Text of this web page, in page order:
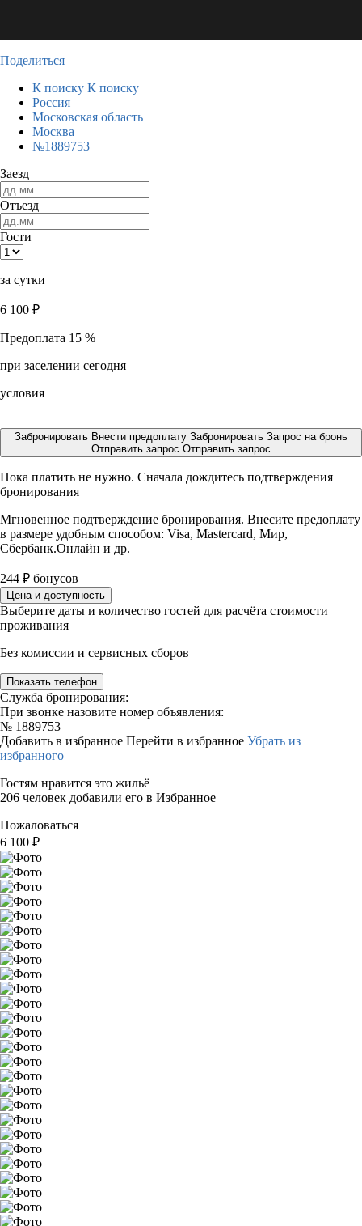
Поделиться
К поиску К поиску
Россия
Московская область
Москва
№1889753
Заезд
Отъезд
Гости
за сутки
6 100 ₽
Предоплата 15 %
при заселении сегодня
условия
Забронировать Внести предоплату Забронировать Запрос на бронь
Отправить запрос Отправить запрос
Пока платить не нужно. Сначала дождитесь подтверждения
бронирования
Мгновенное подтверждение бронирования. Внесите предоплату
в размере удобным способом: Visa, Mastercard, Мир,
Сбербанк.Онлайн и др.
244 ₽ бонусов
Цена и доступность
Выберите даты и количество гостей для расчёта стоимости
проживания
Без комиссии и сервисных сборов
Показать телефон
Служба бронирования:
При звонке назовите номер объявления:
№ 1889753
Добавить в избранное Перейти в избранное Убрать из
избранного
Гостям нравится это жильё
206 человек добавили его в Избранное
Пожаловаться
6 100 ₽